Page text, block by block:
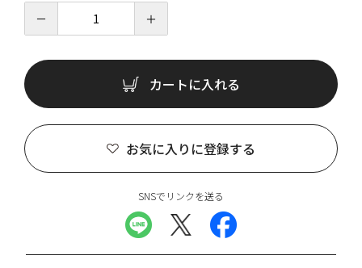
－ ＋
カートに入れる
お気に入りに登録する
SNSでリンクを送る